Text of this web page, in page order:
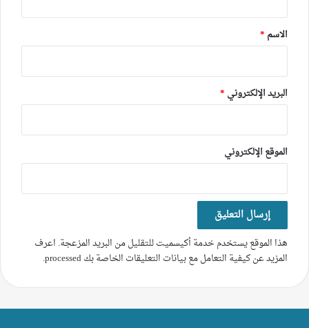
*
الاسم *
البريد الإلكتروني *
الموقع الإلكتروني
هذا الموقع يستخدم خدمة أكيسميت للتقليل من البريد المزعجة. اعرف
المزيد عن كيفية التعامل مع بيانات التعليقات الخاصة بك processed
.